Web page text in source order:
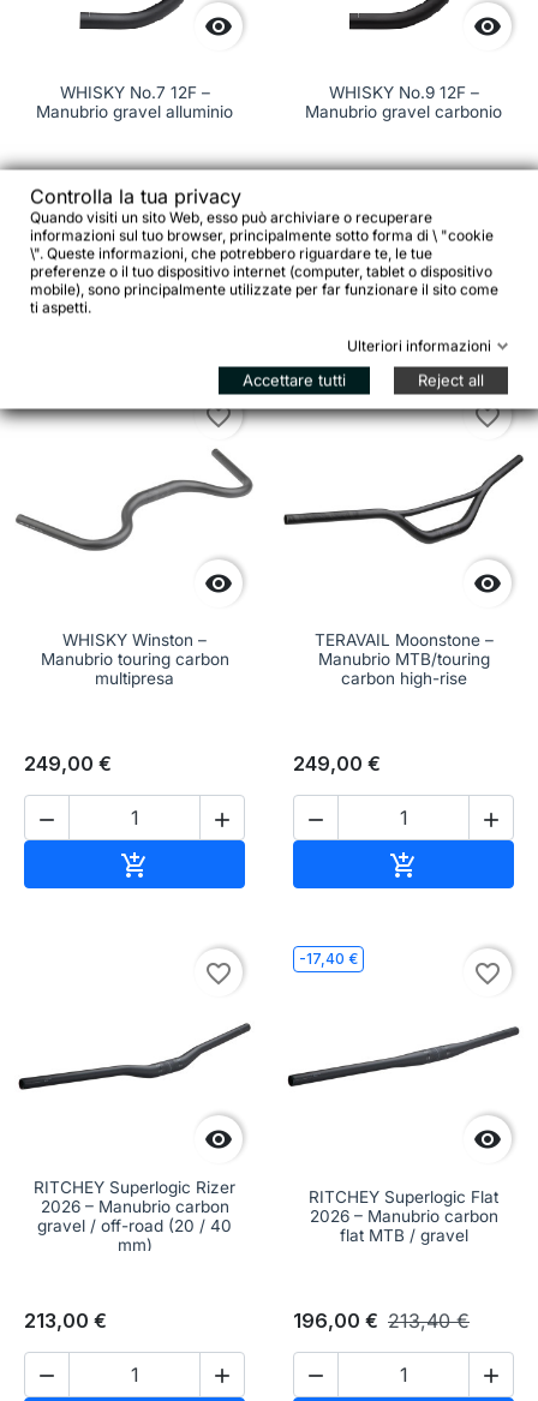

WHISKY No.7 12F –
Manubrio gravel alluminio
99,00 €
Vedi dettagli

WHISKY No.9 12F –
Manubrio gravel carbonio
279,00 €
 

favorite_border
WHISKY Winston –
Manubrio touring carbon
multipresa
249,00 €
 


favorite_border
TERAVAIL Moonstone –
Manubrio MTB/touring
carbon high-rise
249,00 €
 


favorite_border
RITCHEY Superlogic Rizer
2026 – Manubrio carbon
gravel / off-road (20 / 40
mm)
213,00 €
 
-17,40 €

favorite_border
RITCHEY Superlogic Flat
2026 – Manubrio carbon
flat MTB / gravel
196,00 € 213,40 €
 
Controlla la tua privacy
Quando visiti un sito Web, esso può archiviare o recuperare
informazioni sul tuo browser, principalmente sotto forma di \ "cookie
\". Queste informazioni, che potrebbero riguardare te, le tue
preferenze o il tuo dispositivo internet (computer, tablet o dispositivo
mobile), sono principalmente utilizzate per far funzionare il sito come
ti aspetti.
Ulteriori informazioni
Accettare tutti Reject all